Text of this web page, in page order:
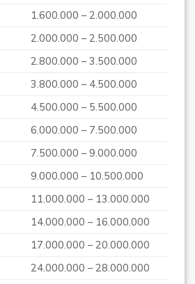
1.600.000 – 2.000.000
2.000.000 – 2.500.000
2.800.000 – 3.500.000
3.800.000 – 4.500.000
4.500.000 – 5.500.000
6.000.000 – 7.500.000
7.500.000 – 9.000.000
9.000.000 – 10.500.000
11.000.000 – 13.000.000
14.000.000 – 16.000.000
17.000.000 – 20.000.000
24.000.000 – 28.000.000